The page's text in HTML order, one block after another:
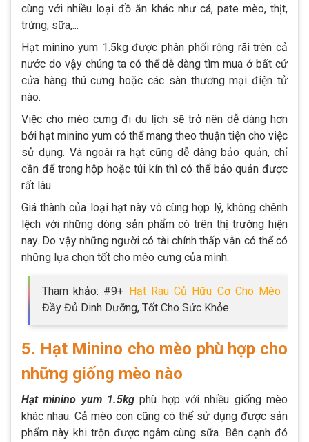
cùng với nhiều loại đồ ăn khác như cá, pate mèo, thịt,
trứng, sữa,...
Hạt minino yum 1.5kg được phân phối rộng rãi trên cả
nước do vậy chúng ta có thể dễ dàng tìm mua ở bất cứ
cửa hàng thú cưng hoặc các sàn thương mại điện tử
nào.
Việc cho mèo cưng đi du lịch sẽ trở nên dễ dàng hơn
bởi hạt minino yum có thể mang theo thuận tiện cho việc
sử dụng. Và ngoài ra hạt cũng dễ dàng bảo quản, chỉ
cần để trong hộp hoặc túi kín thì có thể bảo quản được
rất lâu.
Giá thành của loại hạt này vô cùng hợp lý, không chênh
lệch với những dòng sản phẩm có trên thị trường hiện
nay. Do vậy những người có tài chính thấp vẫn có thể có
những lựa chọn tốt cho mèo cưng của mình.
Tham khảo: #9+ Hạt Rau Củ Hữu Cơ Cho Mèo
Đầy Đủ Dinh Dưỡng, Tốt Cho Sức Khỏe
5. Hạt Minino cho mèo phù hợp cho
những giống mèo nào
Hạt minino yum 1.5kg phù hợp với nhiều giống mèo
khác nhau. Cả mèo con cũng có thể sử dụng được sản
phẩm này khi trộn được ngâm cùng sữa. Bên cạnh đó